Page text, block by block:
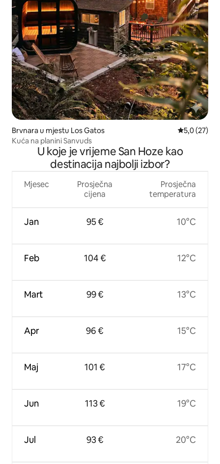
Brvnara u mjestu Los Gatos prosječna
5,0 (27)
Kuća na planini Sanvuds
U koje je vrijeme San Hoze kao
destinacija najbolji izbor?
Mjesec
Jan
Feb
Mart
Apr
Maj
Jun
Jul
Prosječna
cijena
95 €
104 €
99 €
96 €
101 €
113 €
93 €
Prosječna
temperatura
10°C
12°C
13°C
15°C
17°C
19°C
20°C